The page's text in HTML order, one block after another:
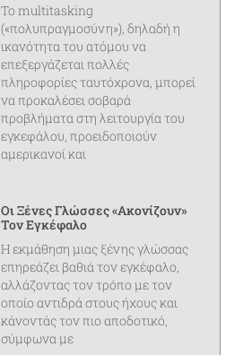
Το multitasking
(«πολυπραγμοσύνη»), δηλαδή η
ικανότητα του ατόμου να
επεξεργάζεται πολλές
πληροφορίες ταυτόχρονα, μπορεί
να προκαλέσει σοβαρά
προβλήματα στη λειτουργία του
εγκεφάλου, προειδοποιούν
αμερικανοί και
Οι Ξένες Γλώσσες «ακονίζουν»
Τον Εγκέφαλο
Η εκμάθηση μιας ξένης γλώσσας
επηρεάζει βαθιά τον εγκέφαλο,
αλλάζοντας τον τρόπο με τον
οποίο αντιδρά στους ήχους και
κάνοντάς τον πιο αποδοτικό,
σύμφωνα με